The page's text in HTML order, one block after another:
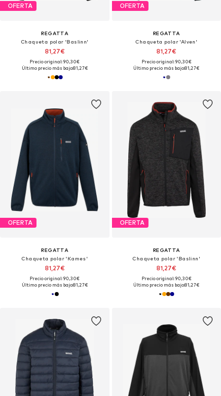
OFERTA
REGATTA
Chaqueta polar 'Baslinn'
81,27€
Precio original: 90,30€
Último precio más bajo:81,27€
OFERTA
REGATTA
Chaqueta polar 'Alven'
81,27€
Precio original: 90,30€
Último precio más bajo:81,27€
OFERTA
REGATTA
Chaqueta polar 'Kames'
81,27€
Precio original: 90,30€
Último precio más bajo:81,27€
OFERTA
REGATTA
Chaqueta polar 'Baslinn'
81,27€
Precio original: 90,30€
Último precio más bajo:81,27€